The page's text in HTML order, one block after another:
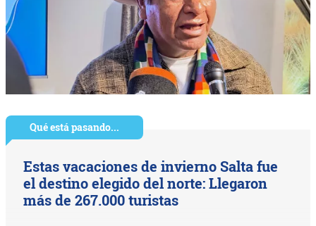
Qué está pasando...
Estas vacaciones de invierno Salta fue
el destino elegido del norte: Llegaron
más de 267.000 turistas